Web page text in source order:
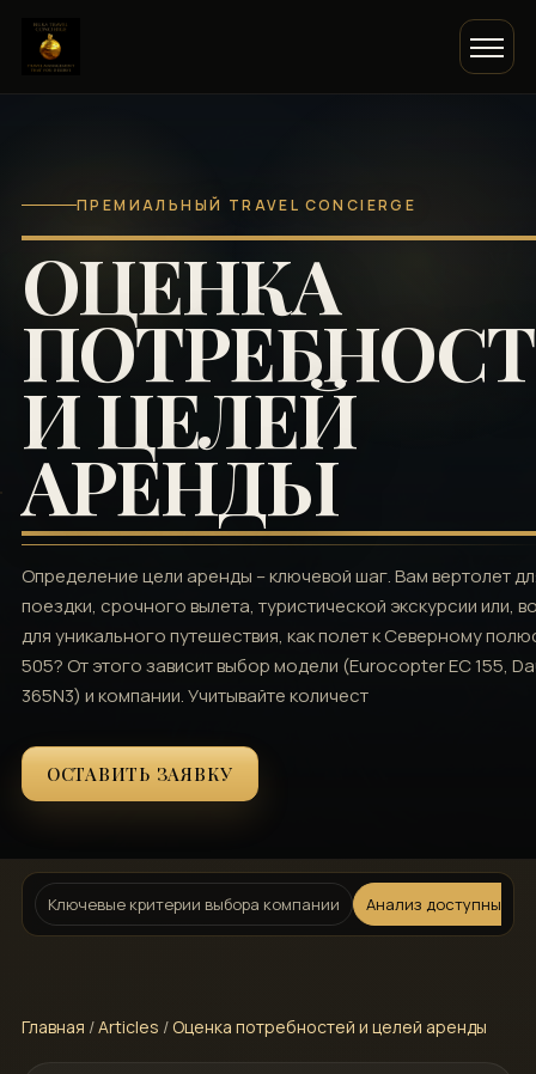
ПРЕМИАЛЬНЫЙ TRAVEL CONCIERGE
ОЦЕНКА
И ЦЕЛЕЙ
АРЕНДЫ
Определение цели аренды – ключевой шаг. Вам вертолет
поездки, срочного вылета, туристической экскурсии или,
для уникального путешествия, как полет к Северному
505? От этого зависит выбор модели (Eurocopter EC 155,
365N3) и компании. Учитывайте количест
ОСТАВИТЬ ЗАЯВКУ
Ключевые критерии выбора компании Анализ доступных
Главная /Articles / Оценка потребностей и целей аренды